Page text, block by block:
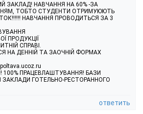
ЗАКЛАД! НАВЧАННЯ НА 60% -ЗА
ТОБТО СТУДЕНТИ ОТРИМУЮЮТЬ
НАВЧАННЯ ПРОВОДИТЬСЯ ЗА 3
ПРОДУКЦІЇ
СПРАВІ.
НА ДЕННІЙ ТА ЗАОЧНІЙ ФОРМАХ
100% ПРАЦЕВЛАШТУВАННЯ! БАЗИ
ЗАКЛАДИ ГОТЕЛЬНО-РЕСТОРАННОГО
ответить